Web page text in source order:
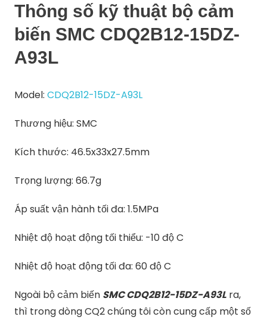
Thông số kỹ thuật bộ cảm
biến SMC CDQ2B12-15DZ-
A93L
Model:CDQ2B12-15DZ-A93L
Thương hiệu: SMC
Kích thước: 46.5x33x27.5mm
Trọng lượng: 66.7g
Áp suất vận hành tối đa: 1.5MPa
Nhiệt độ hoạt động tối thiểu: -10 độ C
Nhiệt độ hoạt động tối đa: 60 độ C
Ngoài bộ cảm biến SMC CDQ2B12-15DZ-A93L ra,
thì trong dòng CQ2 chúng tôi còn cung cấp một số